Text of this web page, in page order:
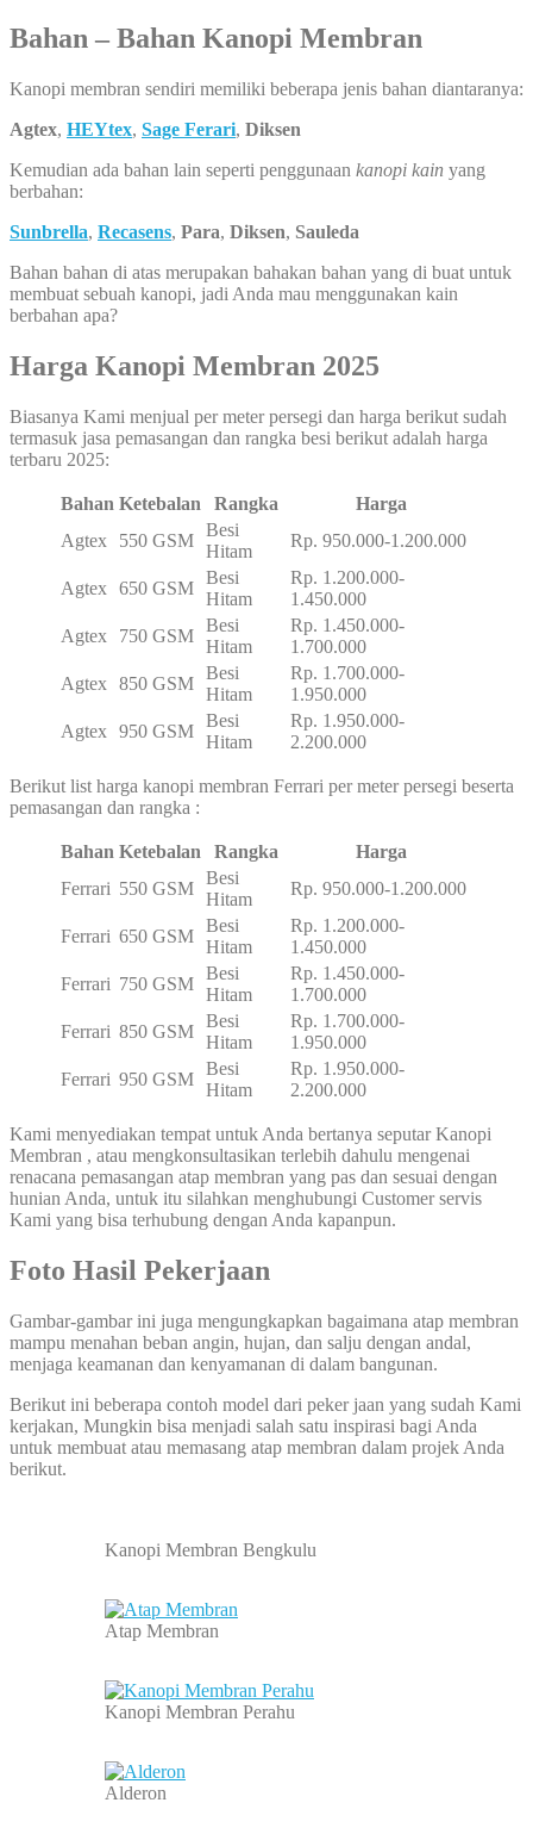
Bahan – Bahan Kanopi Membran
Kanopi membran sendiri memiliki beberapa jenis bahan diantaranya:
Agtex, HEYtex, Sage Ferari, Diksen
Kemudian ada bahan lain seperti penggunaan kanopi kain yang
berbahan:
Sunbrella, Recasens, Para, Diksen, Sauleda
Bahan bahan di atas merupakan bahakan bahan yang di buat untuk
membuat sebuah kanopi, jadi Anda mau menggunakan kain
berbahan apa?
Harga Kanopi Membran 2025
Biasanya Kami menjual per meter persegi dan harga berikut sudah
termasuk jasa pemasangan dan rangka besi berikut adalah harga
terbaru 2025:
Bahan Ketebalan Rangka
Harga
Agtex
550 GSM
Besi
Hitam
Rp. 950.000-1.200.000
Agtex 650 GSM
Besi
Hitam
Rp. 1.200.000-
1.450.000
Agtex
750 GSM
Besi
Hitam
Rp. 1.450.000-
1.700.000
Agtex
850 GSM
Besi
Hitam
Rp. 1.700.000-
1.950.000
Agtex
950 GSM
Besi
Hitam
Rp. 1.950.000-
2.200.000
Berikut list harga kanopi membran Ferrari per meter persegi beserta
pemasangan dan rangka :
Bahan Ketebalan Rangka
Harga
Ferrari 550 GSM
Besi
Hitam
Rp. 950.000-1.200.000
Ferrari 650 GSM
Besi
Hitam
Rp. 1.200.000-
1.450.000
Ferrari 750 GSM
Besi
Hitam
Rp. 1.450.000-
1.700.000
Ferrari 850 GSM
Besi
Hitam
Rp. 1.700.000-
1.950.000
Ferrari 950 GSM
Besi
Hitam
Rp. 1.950.000-
2.200.000
Kami menyediakan tempat untuk Anda bertanya seputar Kanopi
Membran , atau mengkonsultasikan terlebih dahulu mengenai
renacana pemasangan atap membran yang pas dan sesuai dengan
hunian Anda, untuk itu silahkan menghubungi Customer servis
Kami yang bisa terhubung dengan Anda kapanpun.
Foto Hasil Pekerjaan
Gambar-gambar ini juga mengungkapkan bagaimana atap membran
mampu menahan beban angin, hujan, dan salju dengan andal,
menjaga keamanan dan kenyamanan di dalam bangunan.
Berikut ini beberapa contoh model dari peker jaan yang sudah Kami
kerjakan, Mungkin bisa menjadi salah satu inspirasi bagi Anda
untuk membuat atau memasang atap membran dalam projek Anda
berikut.
Kanopi Membran Bengkulu
Atap Membran
Kanopi Membran Perahu
Alderon